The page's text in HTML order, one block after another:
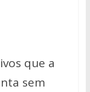
que a
sem